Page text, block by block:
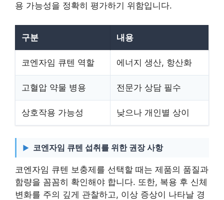
용 가능성을 정확히 평가하기 위함입니다.
구분 내용
코엔자임 큐텐 역할 에너지 생산, 항산화
고혈압 약물 병용 전문가 상담 필수
상호작용 가능성 낮으나 개인별 상이
코엔자임 큐텐 섭취를 위한 권장 사항
코엔자임 큐텐 보충제를 선택할 때는 제품의 품질과
함량을 꼼꼼히 확인해야 합니다. 또한, 복용 후 신체
변화를 주의 깊게 관찰하고, 이상 증상이 나타날 경